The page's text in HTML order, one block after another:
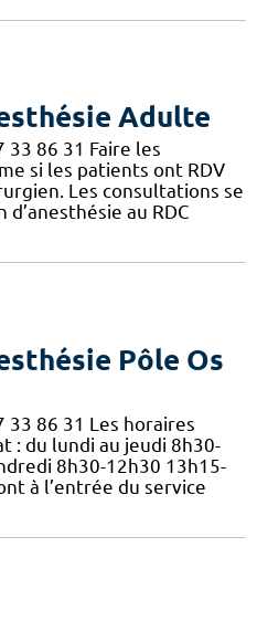
Adulte
86 31 Faire les
si les patients ont RDV
Les consultations se
au RDC
Pôle Os
33 86 31 Les horaires
: du lundi au jeudi 8h30-
8h30-12h30 13h15-
à l’entrée du service